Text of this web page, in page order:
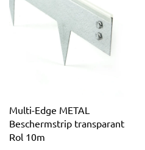
Multi-Edge METAL
Beschermstrip transparant
Rol 10m